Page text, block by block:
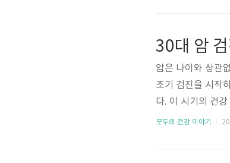
서 과민 반응을 일
암은 나이와 상관
조기 검진을 시작
다. 이 시기의 건
미미하거나 없을
모두의 건강 이야기